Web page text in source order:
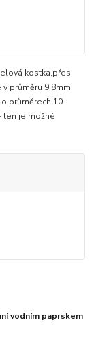
kostka,přes
průměru 9,8mm
průměrech 10-
ten je možné
vodním paprskem